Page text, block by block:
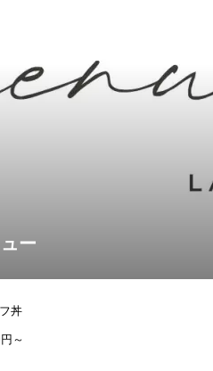
ー
ーストビーフ丼 不動
～